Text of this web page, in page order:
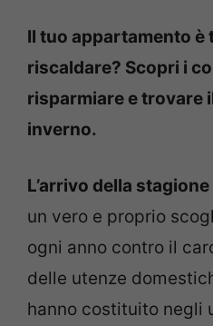
Il tuo appartamento è
riscaldare? Scopri i
risparmiare e trovare
inverno.
L’arrivo della
un vero e proprio
ogni anno contro il
delle utenze
hanno costituito negli